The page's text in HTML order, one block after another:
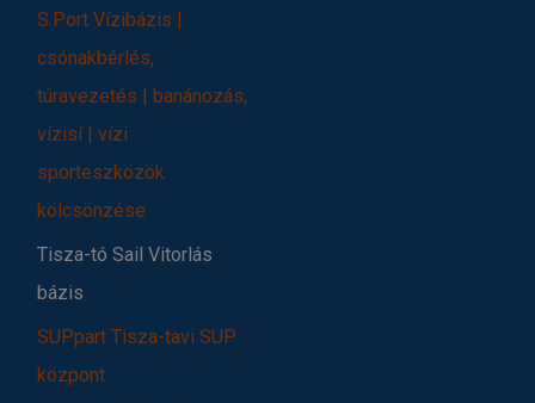
S.Port Vízibázis |
csónakbérlés,
túravezetés | banánozás,
vízisí | vízi
sporteszközök
kölcsönzése
Tisza-tó Sail Vitorlás
bázis
SUPpart Tisza-tavi SUP
központ